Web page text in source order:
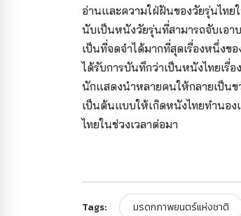
อ่านและความใฝ่ฝันของวัยรุ่นไทย
นับเป็นหนังวัยรุ่นที่สามารถจับเอ
เป็นที่จดจำได้มากที่สุดเรื่องหนึ่งข
ได้รับการบันทึกว่าเป็นหนังไทยเรื่
นักแสดงนำหลายคนให้กลายเป็น
เป็นต้นแบบให้เกิดหนังไทยทำนอ
ไทยในช่วงเวลาต่อมา
Tags: มรดกภาพยนตร์แห่งชาติ